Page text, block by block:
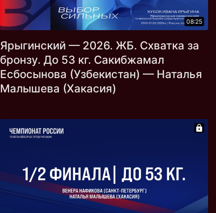
08:25
Ярыгинский — 2026. ЖБ. Схватка за
бронзу. До 53 кг. Сакибжамал
Есбосынова (Узбекистан) — Наталья
Малышева (Хакасия)